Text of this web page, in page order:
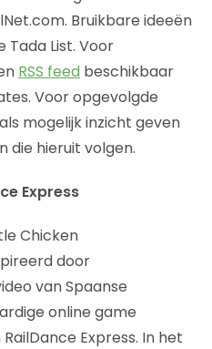
Bruikbare ideeën
Tada List. Voor
RSS feed beschikbaar
Voor opgevolgde
mogelijk inzicht geven
die hieruit volgen.
Express
Chicken
door
van Spaanse
online game
Express. In het